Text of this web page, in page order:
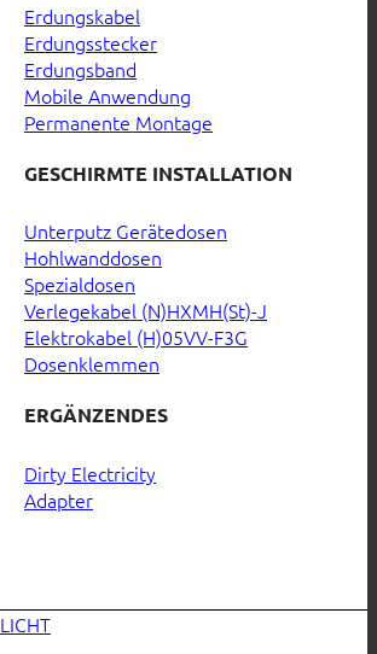
Erdungskabel
Erdungsstecker
Erdungsband
Mobile Anwendung
Permanente Montage
GESCHIRMTE INSTALLATION
Unterputz Gerätedosen
Hohlwanddosen
Spezialdosen
Verlegekabel (N)HXMH(St)-J
Elektrokabel (H)05VV-F3G
Dosenklemmen
ERGÄNZENDES
Dirty Electricity
Adapter
LICHT